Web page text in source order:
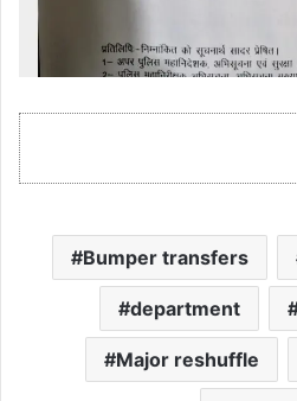
Bumper transfers
department
Major reshuffle